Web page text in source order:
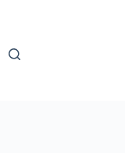
Видео